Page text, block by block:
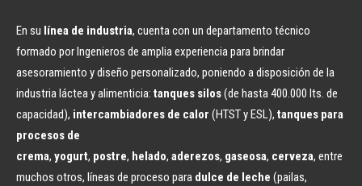
En su lí­nea de industria, cuenta con un departamento técnico
formado por Ingenieros de amplia experiencia para brindar
asesoramiento y diseño personalizado, poniendo a disposición de la
industria láctea y alimenticia: tanques silos(de hasta 400.000 lts. de
capacidad), intercambiadores de calor (HTST y ESL), tanques para
procesos de
crema, yogurt, postre, helado, aderezos, gaseosa, cerveza, entre
muchos otros, líneas de proceso para dulce de leche (pailas,